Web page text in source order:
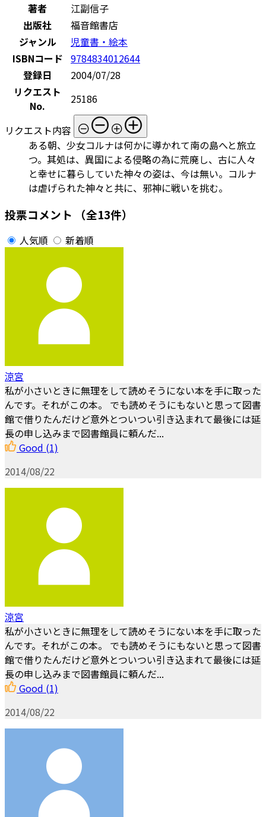
著者
江副信子
出版社
福音館書店
ジャンル
児童書・絵本
ISBNコード 9784834012644
登録日
2004/07/28
リクエスト
No.
25186
リクエスト内容
ある朝、少女コルナは何かに導かれて南の島へと旅立
つ。其処は、異国による侵略の為に荒廃し、古に人々
と幸せに暮らしていた神々の姿は、今は無い。コルナ
は虐げられた神々と共に、邪神に戦いを挑む。
投票コメント （全13件）
人気順 新着順
涼宮
私が小さいときに無理をして読めそうにない本を手に取った
んです。それがこの本。 でも読めそうにもないと思って図書
館で借りたんだけど意外とついつい引き込まれて最後には延
長の申し込みまで図書館員に頼んだ...
Good (1)
2014/08/22
涼宮
私が小さいときに無理をして読めそうにない本を手に取った
んです。それがこの本。 でも読めそうにもないと思って図書
館で借りたんだけど意外とついつい引き込まれて最後には延
長の申し込みまで図書館員に頼んだ...
Good (1)
2014/08/22